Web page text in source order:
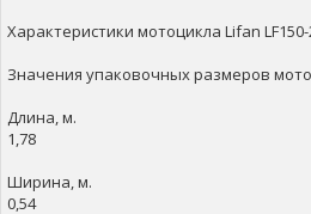
Характеристики мотоциклa Lifan LF150-
Значения упаковочных размеров
Длина, м.
1,78
Ширина, м.
0,54